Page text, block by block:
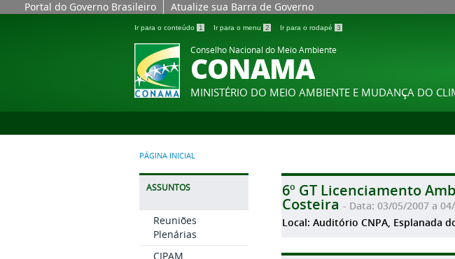
Portal do Governo Brasileiro Atualize sua Barra de Governo
Ir para o conteúdo 1 Ir para o menu 2 Ir para o rodapé 3
Conselho Nacional do Meio Ambiente
CONAMA
MINISTÉRIO DO MEIO AMBIENTE E MUDANÇA DO
PÁGINA INICIAL
ASSUNTOS
Reuniões
Plenárias
CIPAM
6º GT Licenciamento
Costeira - Data: 03/05/2007 a
Local: Auditório CNPA, Esplanada